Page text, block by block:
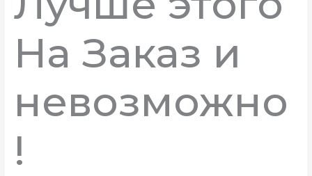
На Заказ и
невозможно
!